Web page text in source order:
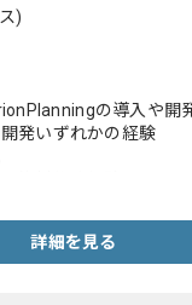
)
の導入や開
発いずれかの経験
詳細を見る